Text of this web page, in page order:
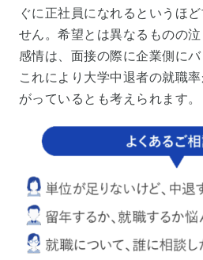
ぐに正社員になれるというほ
せん。希望とは異なるものの
感情は、面接の際に企業側にバ
これにより大学中退者の就職
がっているとも考えられます。